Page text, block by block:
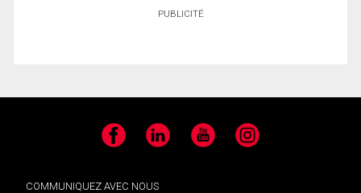
PUBLICITÉ
Facebook LinkedIn YouTube Instagram
COMMUNIQUEZ AVEC NOUS